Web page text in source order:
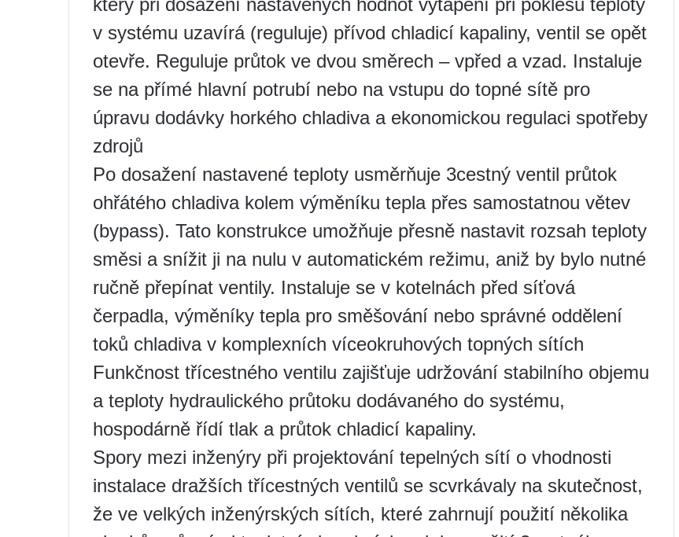
v systému uzavírá (reguluje) přívod chladicí kapaliny, ventil se opět
otevře. Reguluje průtok ve dvou směrech – vpřed a vzad. Instaluje
se na přímé hlavní potrubí nebo na vstupu do topné sítě pro
úpravu dodávky horkého chladiva a ekonomickou regulaci spotřeby
zdrojů
Po dosažení nastavené teploty usměrňuje 3cestný ventil průtok
ohřátého chladiva kolem výměníku tepla přes samostatnou větev
(bypass). Tato konstrukce umožňuje přesně nastavit rozsah teploty
směsi a snížit ji na nulu v automatickém režimu, aniž by bylo nutné
ručně přepínat ventily. Instaluje se v kotelnách před síťová
čerpadla, výměníky tepla pro směšování nebo správné oddělení
toků chladiva v komplexních víceokruhových topných sítích
Funkčnost třícestného ventilu zajišťuje udržování stabilního objemu
a teploty hydraulického průtoku dodávaného do systému,
hospodárně řídí tlak a průtok chladicí kapaliny.
Spory mezi inženýry při projektování tepelných sítí o vhodnosti
instalace dražších třícestných ventilů se scvrkávaly na skutečnost,
že ve velkých inženýrských sítích, které zahrnují použití několika